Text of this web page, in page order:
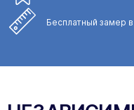
Бесплатный замер